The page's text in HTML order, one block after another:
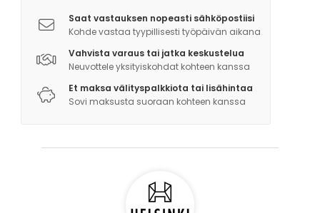
Saat vastauksen nopeasti sähköpostiisi
Kohde vastaa tyypillisesti työpäivän aikana
Vahvista varaus tai jatka keskustelua
Neuvottele yksityiskohdat kohteen kanssa
Et maksa välityspalkkiota tai lisähintaa
Sovi maksusta suoraan kohteen kanssa